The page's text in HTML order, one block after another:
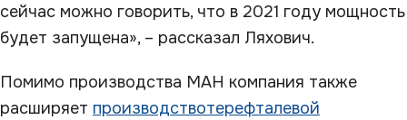
сейчас можно говорить, что в 2021 году мощность
будет запущена», – рассказал Ляхович.
Помимо производства МАН компания также
расширяет производствотерефталевой